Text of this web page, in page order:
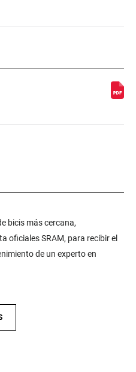
bicis más cercana,
oficiales SRAM, para recibir el
de un experto en